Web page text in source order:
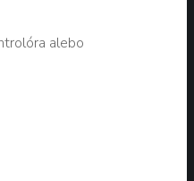
alebo